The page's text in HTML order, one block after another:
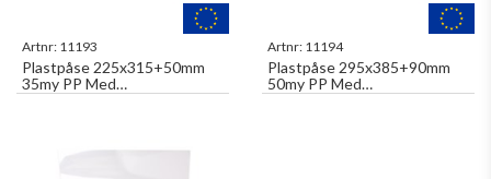
Artnr: 11193
Plastpåse 225x315+50mm
35my PP Med
Tejpförslutning Ej Permanent
Artnr: 11194
Plastpåse 295x385+90mm
50my PP Med
Tejpförslutning Ej Permanent